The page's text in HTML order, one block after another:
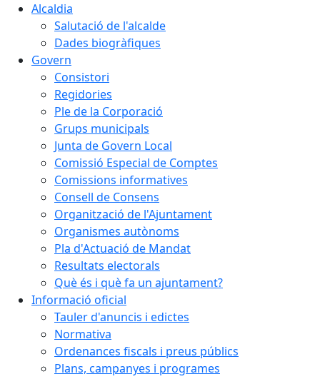
Alcaldia
Salutació de l'alcalde
Dades biogràfiques
Govern
Consistori
Regidories
Ple de la Corporació
Grups municipals
Junta de Govern Local
Comissió Especial de Comptes
Comissions informatives
Consell de Consens
Organització de l'Ajuntament
Organismes autònoms
Pla d'Actuació de Mandat
Resultats electorals
Què és i què fa un ajuntament?
Informació oficial
Tauler d'anuncis i edictes
Normativa
Ordenances fiscals i preus públics
Plans, campanyes i programes